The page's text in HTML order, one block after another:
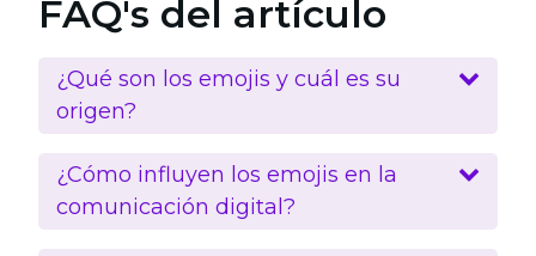
FAQ's del artículo
¿Qué son los emojis y cuál es su
origen?
¿Cómo influyen los emojis en la
comunicación digital?